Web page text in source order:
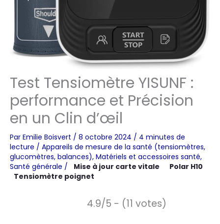
Test Tensiomètre YISUNF :
performance et Précision
en un Clin d’œil
Par Emilie Boisvert / 8 octobre 2024 / 4 minutes de
lecture / Appareils de mesure de la santé (tensiomètres,
glucomètres, balances), Matériels et accessoires santé,
Santé générale / Mise à jour carte vitale
Polar H10
Tensiomètre poignet
4.9/5 - (11 votes)